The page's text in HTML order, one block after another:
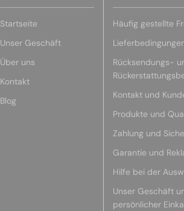
Startseite
Unser Geschäft
Über uns
Kontakt
Blog
Häufig gestellte
Rücksendungs-
Kontakt und
Produkte und
Zahlung und
Garantie und
Hilfe bei der
Unser Geschäft
persönlicher